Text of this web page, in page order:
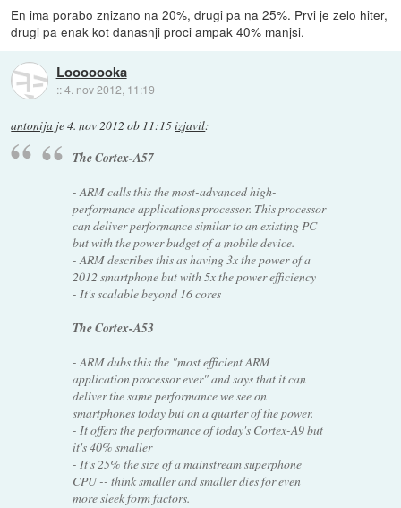
En ima porabo znizano na 20%, drugi pa na 25%. Prvi je zelo hiter,
drugi pa enak kot danasnji proci ampak 40% manjsi.
Looooooka
::4. nov 2012, 11:19
antonija je4. nov 2012 ob 11:15izjavil:
The Cortex-A57
- ARM calls this the most-advanced high-
performance applications processor. This processor
can deliver performance similar to an existing PC
but with the power budget of a mobile device.
- ARM describes this as having3x the power of a
2012 smartphonebut with5x the power efficiency
- It's scalable beyond 16 cores
The Cortex-A53
- ARM dubs this the "most efficient ARM
application processor ever" and says that it can
deliver the same performance we see on
smartphones today but on aquarter of the power.
- It offers theperformance of today's Cortex-A9but
it's 40% smaller
- It's 25% the size of a mainstream superphone
CPU -- think smaller and smaller dies for even
more sleek form factors.